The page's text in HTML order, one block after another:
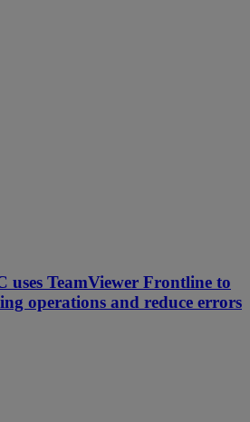
uses TeamViewer Frontline to
operations and reduce errors